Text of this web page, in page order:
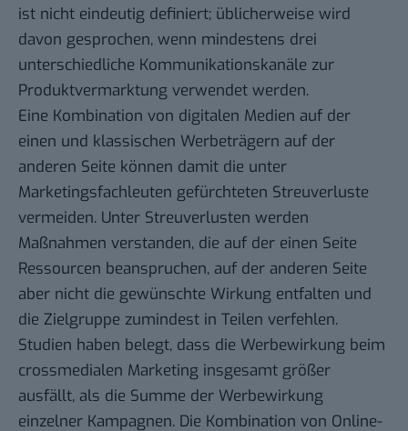
ist nicht eindeutig definiert; üblicherweise wird
davon gesprochen, wenn mindestens drei
unterschiedliche Kommunikationskanäle zur
Produktvermarktung verwendet werden.
Eine Kombination von digitalen Medien auf der
einen und klassischen Werbeträgern auf der
anderen Seite können damit die unter
Marketingsfachleuten gefürchteten Streuverluste
vermeiden. Unter Streuverlusten werden
Maßnahmen verstanden, die auf der einen Seite
Ressourcen beanspruchen, auf der anderen Seite
aber nicht die gewünschte Wirkung entfalten und
die Zielgruppe zumindest in Teilen verfehlen.
Studien haben belegt, dass die Werbewirkung beim
crossmedialen Marketing insgesamt größer
ausfällt, als die Summe der Werbewirkung
einzelner Kampagnen. Die Kombination von Online-